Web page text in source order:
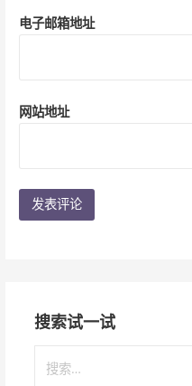
电子邮箱地址
网站地址
搜索试一试
索